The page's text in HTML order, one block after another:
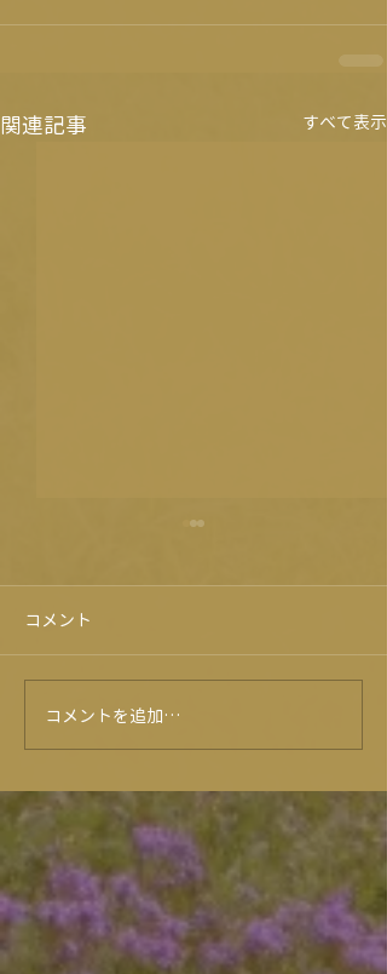
関連記事 すべて表示
肉ガチャ売上100個達
成！！
コメント
コメントを追加…